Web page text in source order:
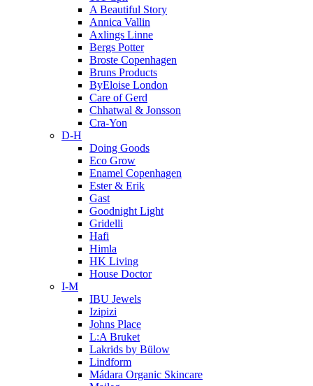
A Beautiful Story
Annica Vallin
Axlings Linne
Bergs Potter
Broste Copenhagen
Bruns Products
ByEloise London
Care of Gerd
Chhatwal & Jonsson
Cra-Yon
D-H
Doing Goods
Eco Grow
Enamel Copenhagen
Ester & Erik
Gast
Goodnight Light
Gridelli
Hafi
Himla
HK Living
House Doctor
I-M
IBU Jewels
Izipizi
Johns Place
L:A Bruket
Lakrids by Bülow
Lindform
Mádara Organic Skincare